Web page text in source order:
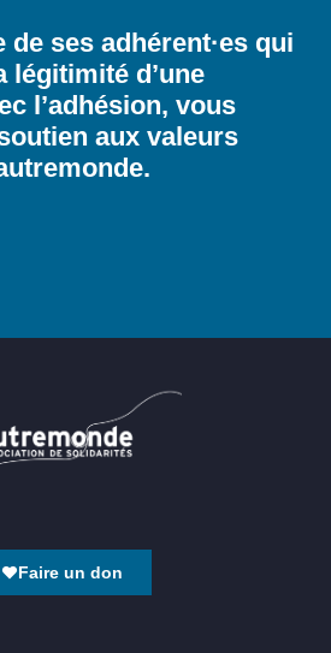
de ses adhérent·es qui
légitimité d’une
l’adhésion, vous
aux valeurs
Faire un don